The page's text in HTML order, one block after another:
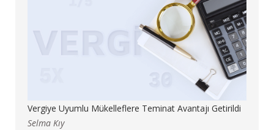
Vergiye Uyumlu Mükelleflere Teminat Avantajı Getirildi
Selma Kıy